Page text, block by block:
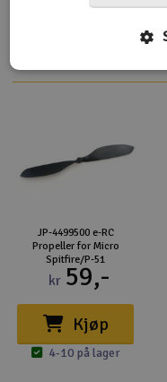
Flere
JP-4499500 e-RC
Propeller for Micro
Spitfire/P-51
kr 59,-
Kjøp
4-10 på lager